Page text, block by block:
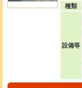
種類
設備等